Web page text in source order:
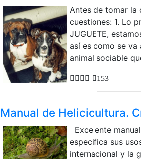
Antes de tomar la
cuestiones: 1. Lo
JUGUETE,
así es como se va
animal sociable
153
Manual de Helicicultura.
Excelente
especifica sus
internacional y la